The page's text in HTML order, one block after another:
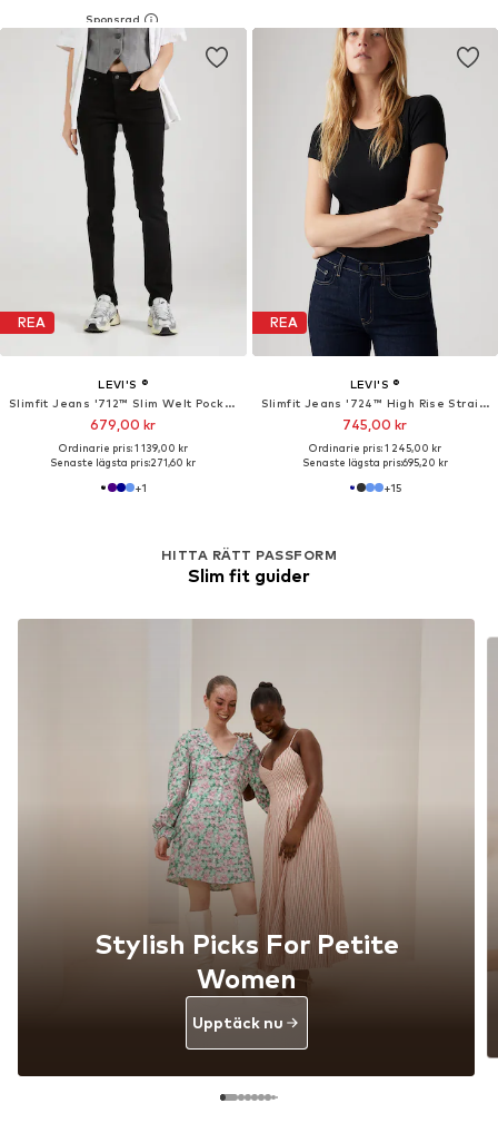
REA
LEVI'S ®
Slimfit Jeans '712™ Slim Welt Pocket'
679,00 kr
Ordinarie pris: 1 139,00 kr
Senaste lägsta pris:271,60 kr
+1
REA
LEVI'S ®
Slimfit Jeans '724™ High Rise Straight'
745,00 kr
Ordinarie pris: 1 245,00 kr
Senaste lägsta pris:695,20 kr
+15
HITTA RÄTT PASSFORM
Slim fit guider
Stylish Picks For Petite
Women
Upptäck nu